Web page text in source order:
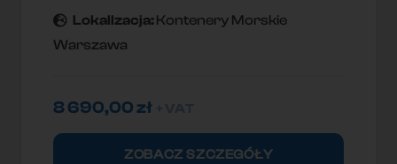
Lokallzacja: Kontenery Morskie
Warszawa
8 690,00zł
ZOBACZ SZCZEGÓŁY